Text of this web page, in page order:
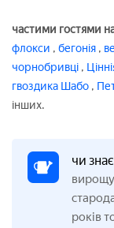
частими гостями
флокси , бегонія ,
чорнобривці ,
гвоздика Шабо ,
інших.
чи
років